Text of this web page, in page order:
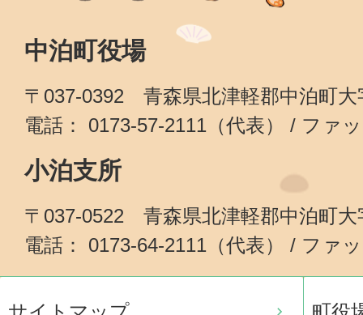
中泊町役場
〒037-0392 青森県北津軽郡中泊町大
電話： 0173-57-2111（代表） / ファ
小泊支所
〒037-0522 青森県北津軽郡中泊町大
電話： 0173-64-2111（代表） / ファ